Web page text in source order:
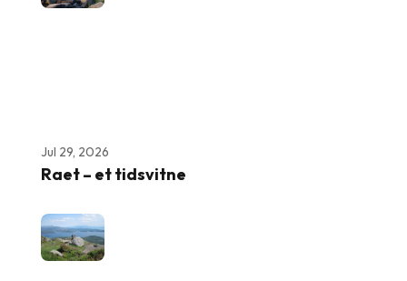
Jul 29, 2026
Raet – et tidsvitne